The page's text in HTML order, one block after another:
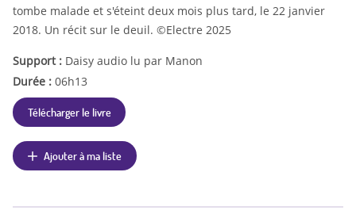
tombe malade et s'éteint deux mois plus tard, le 22 janvier
2018. Un récit sur le deuil. ©Electre 2025
Support : Daisy audio lu par Manon
Durée : 06h13
Télécharger le livre
Ajouter à ma liste